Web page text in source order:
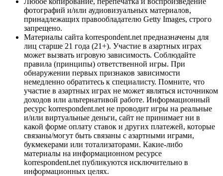
фотографий и/или аудиовизуальных материалов,
принадлежащих правообладателю Getty Images, строго
запрещено.
Материалы сайта korrespondent.net предназначены для
лиц старше 21 года (21+). Участие в азартных играх
может вызвать игровую зависимость. Соблюдайте
правила (принципы) ответственной игры. При
обнаружении первых признаков зависимости
немедленно обратитесь к специалисту. Помните, что
участие в азартных играх не может являться источником
доходов или альтернативой работе. Информационный
ресурс korrespondent.net не проводит игры на реальные
и/или виртуальные деньги, сайт не принимает ни в
какой форме оплату ставок и других платежей, которые
связаны/могут быть связаны с азартными играми,
букмекерами или тотализаторами. Какие-либо
материалы на информационном ресурсе
korrespondent.net публикуются исключительно в
информационных целях.